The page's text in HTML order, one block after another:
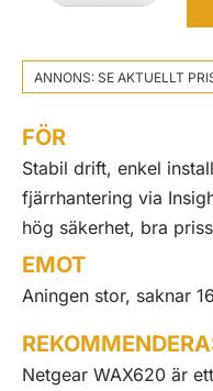
ANNONS: SE AKTUELLT
FÖR
Stabil drift, enkel
fjärrhantering via
hög säkerhet, bra
EMOT
Aningen stor, saknar
Netgear WAX620 är